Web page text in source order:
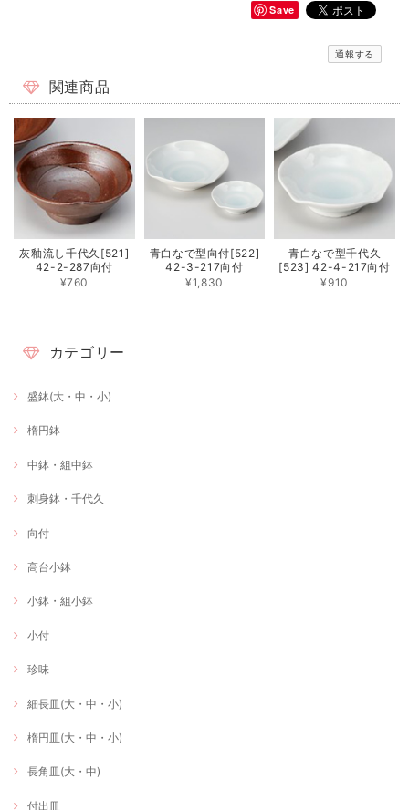
Save
通報する
関連商品
灰釉流し千代久[521]
42-2-287向付
¥760
青白なで型向付[522]
42-3-217向付
¥1,830
青白なで型千代久
[523] 42-4-217向付
¥910
カテゴリー
盛鉢(大・中・小)
楕円鉢
中鉢・組中鉢
刺身鉢・千代久
向付
高台小鉢
小鉢・組小鉢
小付
珍味
細長皿(大・中・小)
楕円皿(大・中・小)
長角皿(大・中)
付出皿